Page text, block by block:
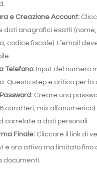
e Creazione Account:
dati anagrafici esatti
codice fiscale). L’email
Telefono:Input del numero
Questo step è critico per la
Creare una
caratteri, mix
correlate a dati personali.
Finale:Cliccare il link di
è ora attivo ma limitato fino
documenti.